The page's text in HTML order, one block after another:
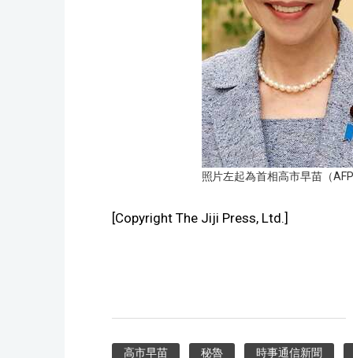
照片左起為首相高市早苗（
[Copyright The Jiji Press, Ltd.]
高市早苗 秘魯 時事通信新聞